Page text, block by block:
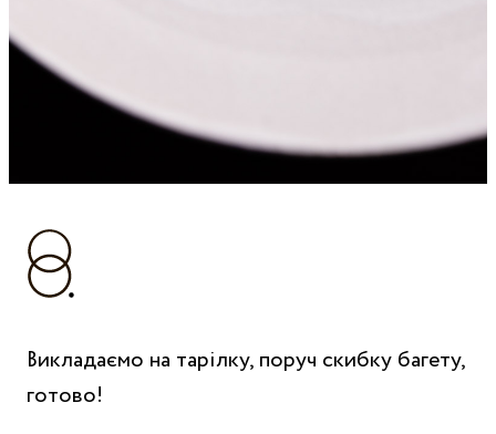
Викладаємо на тарілку, поруч скибку багету,
готово!